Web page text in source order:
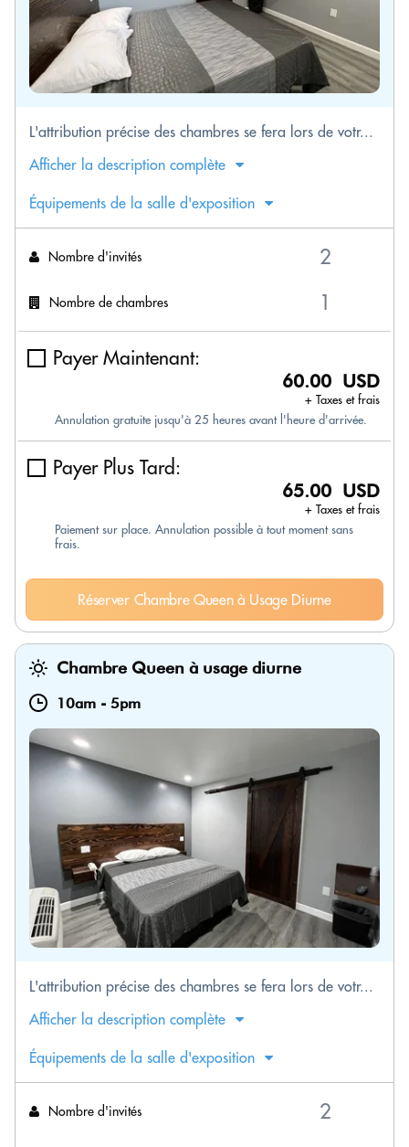
L'attribution précise des chambres se fera lors de votr...
Afficher la description complète
Équipements de la salle d'exposition
Nombre d'invités
Nombre de chambres
Payer Maintenant:
60.00 USD
+ Taxes et frais
Annulation gratuite jusqu'à 25 heures avant l'heure d'arrivée.
Payer Plus Tard:
65.00 USD
+ Taxes et frais
Paiement sur place. Annulation possible à tout moment sans
frais.
Réserver Chambre Queen à Usage Diurne
Chambre Queen à usage diurne
10am - 5pm
L'attribution précise des chambres se fera lors de votr...
Afficher la description complète
Équipements de la salle d'exposition
Nombre d'invités